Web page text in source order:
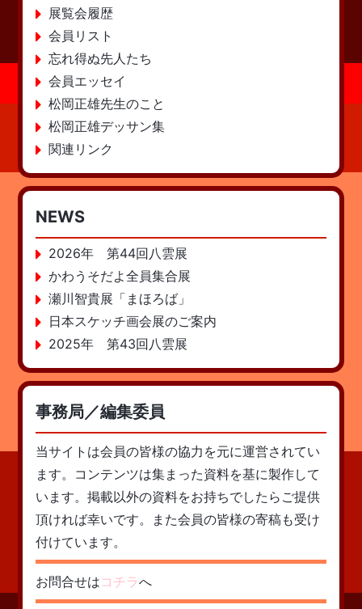
展覧会履歴
会員リスト
忘れ得ぬ先人たち
会員エッセイ
松岡正雄先生のこと
松岡正雄デッサン集
関連リンク
NEWS
2026年 第44回八雲展
かわうそだよ全員集合展
瀬川智貴展「まほろば」
日本スケッチ画会展のご案内
2025年 第43回八雲展
事務局／編集委員
当サイトは会員の皆様の協力を元に運営されてい
ます。コンテンツは集まった資料を基に製作して
います。掲載以外の資料をお持ちでしたらご提供
頂ければ幸いです。また会員の皆様の寄稿も受け
付けています。
お問合せはコチラへ